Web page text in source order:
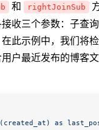
和 rightJoinSub
收三个参数：子查
此示例中，我们将
户最近发布的博客
as